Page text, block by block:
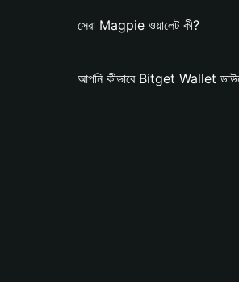
সেরা Magpie ওয়ালেট কী?
আপনি কীভাবে Bitget Wallet